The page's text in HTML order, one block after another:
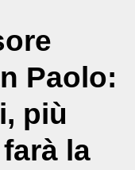
Paolo:
più
la